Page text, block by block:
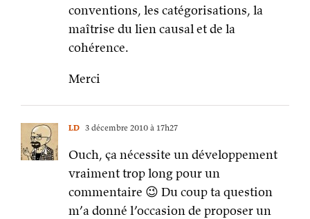
conventions, les catégorisations, la
maîtrise du lien causal et de la
cohérence.
Merci
LD 3 décembre 2010 à 17h27
Ouch, ça nécessite un développement
vraiment trop long pour un
commentaire 😉 Du coup ta question
m’a donné l’occasion de proposer un